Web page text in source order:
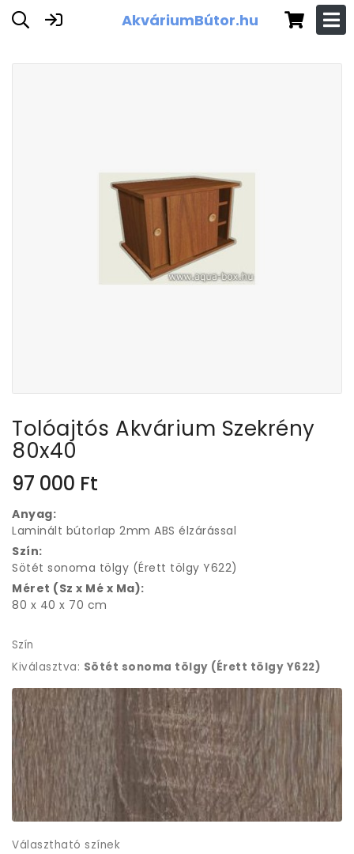
AkváriumBútor.hu
Tolóajtós Akvárium Szekrény
80x40
97 000 Ft
Anyag:
Laminált bútorlap 2mm ABS élzárással
Szín:
Sötét sonoma tölgy (Érett tölgy Y622)
Méret (Sz x Mé x Ma):
80 x 40 x 70 cm
Szín
Kiválasztva: Sötét sonoma tölgy (Érett tölgy Y622)
Választható színek